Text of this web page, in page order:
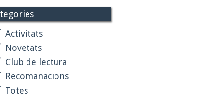
Activitats
Novetats
Club de lectura
Recomanacions
Totes